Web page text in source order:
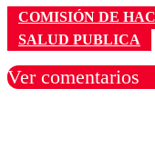
COMISIÓN DE
SALUD PUBLICA
Ver comentarios